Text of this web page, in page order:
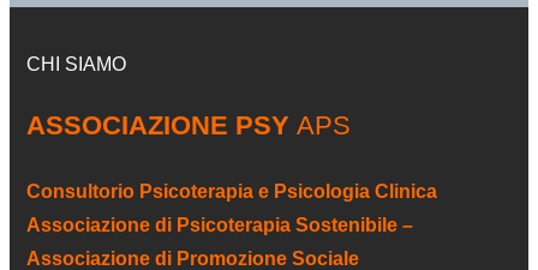
CHI SIAMO
ASSOCIAZIONE PSY APS
Consultorio Psicoterapia e Psicologia Clinica
Associazione di Psicoterapia Sostenibile –
Associazione di Promozione Sociale